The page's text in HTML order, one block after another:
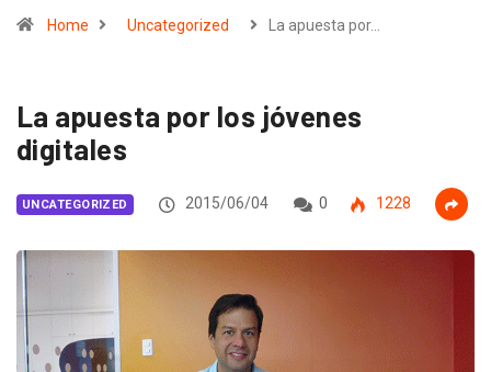
Home Uncategorized La apuesta por…
La apuesta por los jóvenes
digitales
UNCATEGORIZED 2015/06/04 0 1228